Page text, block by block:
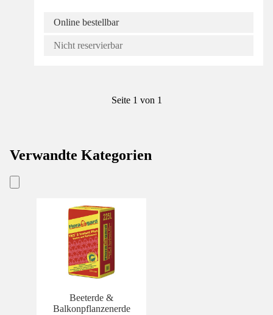
Online bestellbar
Nicht reservierbar
Seite 1 von 1
Verwandte Kategorien
Beeterde &
Balkonpflanzenerde